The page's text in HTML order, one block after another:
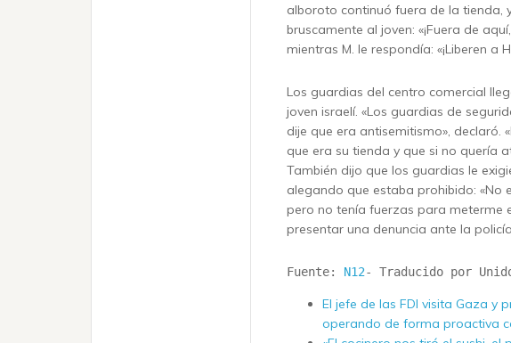
alboroto continuó fuera de la tienda,
bruscamente al joven: «¡Fuera de
mientras M. le respondía: «¡Liberen a
Los guardias del centro comercial
joven israelí. «Los guardias de
dije que era antisemitismo», declaró.
que era su tienda y que si no quería
También dijo que los guardias le
alegando que estaba prohibido:
pero no tenía fuerzas para meterme
presentar una denuncia ante la
Fuente: N12- Traducido por
El jefe de las FDI visita Gaza y
operando de forma proactiva